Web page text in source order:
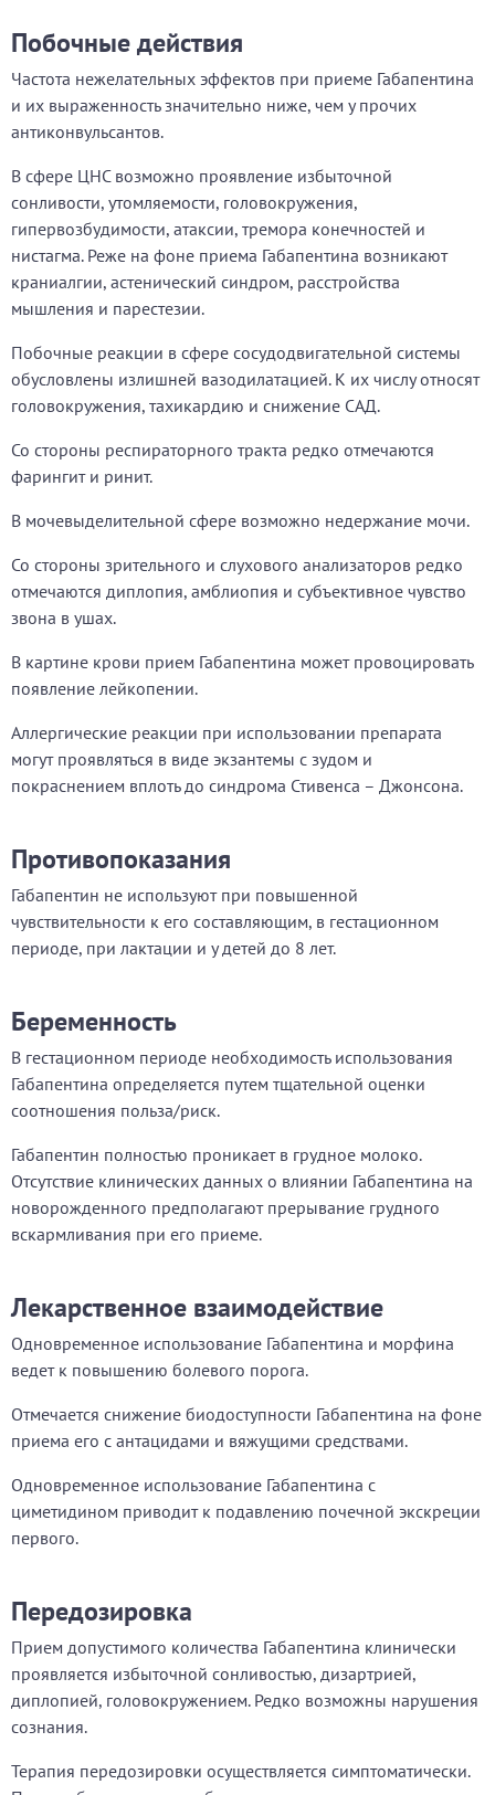
Побочные действия
Частота нежелательных эффектов при приеме Габапентина
и их выраженность значительно ниже, чем у прочих
антиконвульсантов.
В сфере ЦНС возможно проявление избыточной
сонливости, утомляемости, головокружения,
гипервозбудимости, атаксии, тремора конечностей и
нистагма. Реже на фоне приема Габапентина возникают
краниалгии, астенический синдром, расстройства
мышления и парестезии.
Побочные реакции в сфере сосудодвигательной системы
обусловлены излишней вазодилатацией. К их числу относят
головокружения, тахикардию и снижение САД.
Со стороны респираторного тракта редко отмечаются
фарингит и ринит.
В мочевыделительной сфере возможно недержание мочи.
Со стороны зрительного и слухового анализаторов редко
отмечаются диплопия, амблиопия и субъективное чувство
звона в ушах.
В картине крови прием Габапентина может провоцировать
появление лейкопении.
Аллергические реакции при использовании препарата
могут проявляться в виде экзантемы с зудом и
покраснением вплоть до синдрома Стивенса – Джонсона.
Противопоказания
Габапентин не используют при повышенной
чувствительности к его составляющим, в гестационном
периоде, при лактации и у детей до 8 лет.
Беременность
В гестационном периоде необходимость использования
Габапентина определяется путем тщательной оценки
соотношения польза/риск.
Габапентин полностью проникает в грудное молоко.
Отсутствие клинических данных о влиянии Габапентина на
новорожденного предполагают прерывание грудного
вскармливания при его приеме.
Лекарственное взаимодействие
Одновременное использование Габапентина и морфина
ведет к повышению болевого порога.
Отмечается снижение биодоступности Габапентина на фоне
приема его с антацидами и вяжущими средствами.
Одновременное использование Габапентина с
циметидином приводит к подавлению почечной экскреции
первого.
Передозировка
Прием допустимого количества Габапентина клинически
проявляется избыточной сонливостью, дизартрией,
диплопией, головокружением. Редко возможны нарушения
сознания.
Терапия передозировки осуществляется симптоматически.